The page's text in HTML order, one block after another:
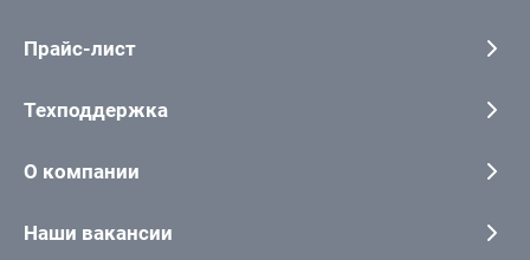
Прайс-лист
Техподдержка
О компании
Наши вакансии